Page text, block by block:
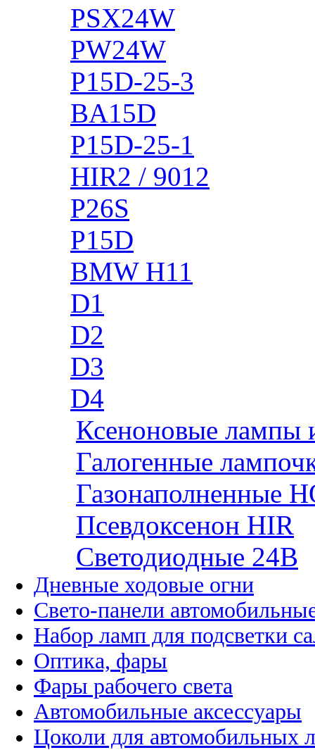
PSX24W
PW24W
P15D-25-3
BA15D
P15D-25-1
HIR2 / 9012
P26S
P15D
BMW H11
D1
D2
D3
D4
Ксеноновые лампы
Галогенные
Газонаполненные
Псевдоксенон HIR
Cветодиодные 24B
Дневные ходовые огни
Свето-панели
Набор ламп для подсветки
Оптика, фары
Фары рабочего света
Автомобильные аксессуары
Цоколи для автомобильных